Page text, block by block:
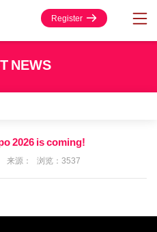
Register
NEWS
2026 is coming!
来源： 浏览：3537